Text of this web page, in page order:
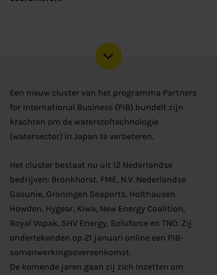
Een nieuw cluster van het programma Partners
for International Business (PIB) bundelt zijn
krachten om de waterstoftechnologie
(watersector) in Japan te verbeteren.
Het cluster bestaat nu uit 12 Nederlandse
bedrijven: Bronkhorst, FME, N.V. Nederlandse
Gasunie, Groningen Seaports, Holthausen
Howden, Hygear, Kiwa, New Energy Coalition,
Royal Vopak, SHV Energy, Soluforce en TNO. Zij
ondertekenden op 21 januari online een PIB-
samenwerkingsovereenkomst.
De komende jaren gaan zij zich inzetten om